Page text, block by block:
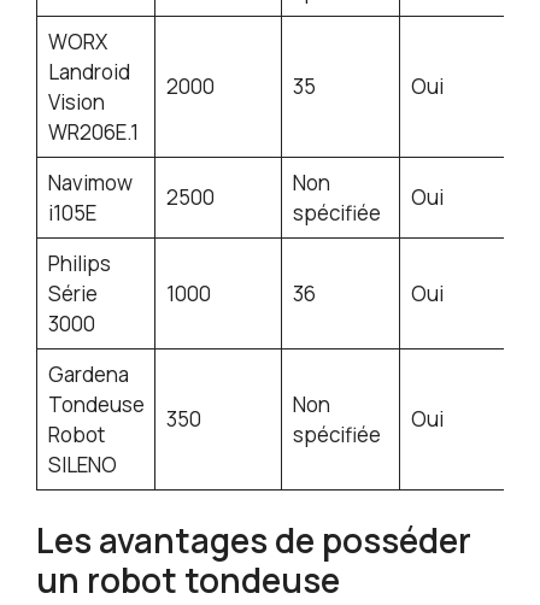
WORX
Landroid
Vision
WR206E.1
2000 35 Oui
Navimow
i105E
2500
Non
spécifiée
Oui
Philips
Série
3000
1000 36 Oui
Gardena
Tondeuse
Robot
SILENO
350
Non
spécifiée
Oui
Les avantages de posséder
un robot tondeuse